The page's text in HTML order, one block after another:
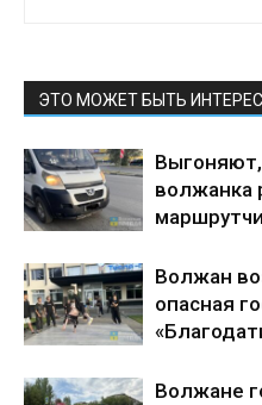
ЭТО МОЖЕТ БЫТЬ
волжанка
Волжан
опасная
Волжане